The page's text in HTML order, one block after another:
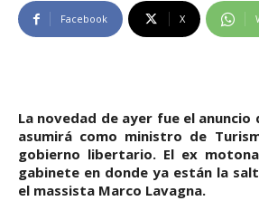
Facebook X
La novedad de ayer fue el anuncio
asumirá como ministro de
gobierno libertario. El ex
gabinete en donde ya están la
el massista Marco Lavagna.